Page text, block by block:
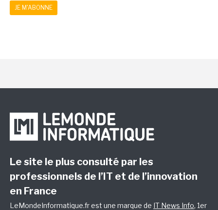
JE M'ABONNE
Le site le plus consulté par les
professionnels de l’IT et de l’innovation
en France
LeMondeInformatique.fr est une marque de IT News Info, 1er